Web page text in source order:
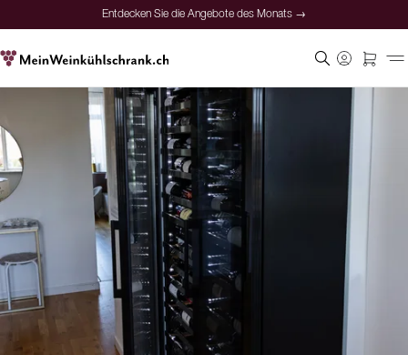
Entdecken Sie die Angebote des Monats →